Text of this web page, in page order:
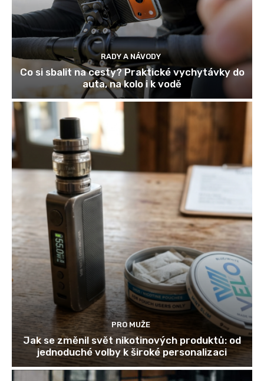
RADY A NÁVODY
Co si sbalit na cesty? Praktické vychytávky do
auta, na kolo i k vodě
PRO MUŽE
Jak se změnil svět nikotinových produktů: od
jednoduché volby k široké personalizaci